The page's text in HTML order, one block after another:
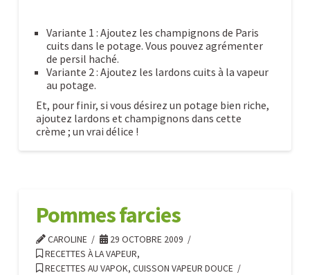
Variante 1 : Ajoutez les champignons de Paris
cuits dans le potage. Vous pouvez agrémenter
de persil haché.
Variante 2 : Ajoutez les lardons cuits à la vapeur
au potage.
Et, pour finir, si vous désirez un potage bien riche,
ajoutez lardons et champignons dans cette
crème ; un vrai délice !
Crème
Pommes farcies
CAROLINE
29 OCTOBRE 2009
RECETTES À LA VAPEUR,
RECETTES AU VAPOK, CUISSON VAPEUR DOUCE